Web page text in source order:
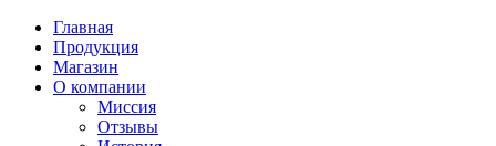
Главная
Продукция
Магазин
О компании
Миссия
Отзывы